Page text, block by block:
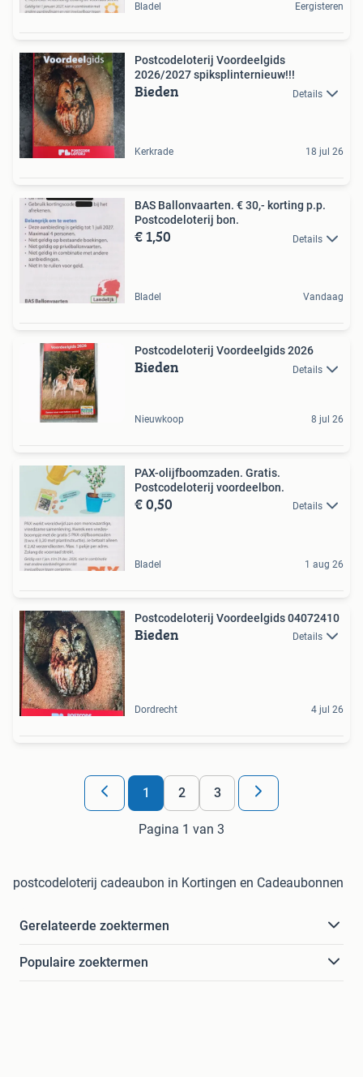
Bladel Eergisteren
Postcodeloterij Voordeelgids
2026/2027 spiksplinternieuw!!!
Bieden Details
Kerkrade 18 jul 26
BAS Ballonvaarten. € 30,- korting p.p.
Postcodeloterij bon.
€ 1,50 Details
Bladel Vandaag
Postcodeloterij Voordeelgids 2026
Bieden Details
Nieuwkoop 8 jul 26
PAX-olijfboomzaden. Gratis.
Postcodeloterij voordeelbon.
€ 0,50 Details
Bladel 1 aug 26
Postcodeloterij Voordeelgids 04072410
Bieden Details
Dordrecht 4 jul 26
1 2 3
Pagina 1 van 3
postcodeloterij cadeaubon in Kortingen en Cadeaubonnen
Gerelateerde zoektermen
Populaire zoektermen